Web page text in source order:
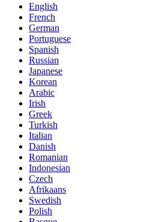
English
French
German
Portuguese
Spanish
Russian
Japanese
Korean
Arabic
Irish
Greek
Turkish
Italian
Danish
Romanian
Indonesian
Czech
Afrikaans
Swedish
Polish